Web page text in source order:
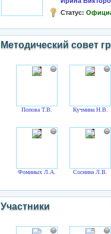
Статус:
Методический совет
Попова Т.В. Кучмина Н.В.
Фоминых Л.А. Соснина Л.В.
Участники